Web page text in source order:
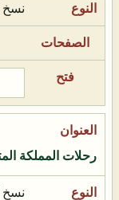
نسخ
رحلات المملكة
نسخ